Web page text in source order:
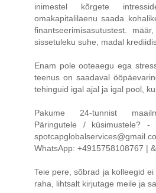
inimestel kõrgete
omakapitalilaenu saada
finantseerimisasutustest.
sissetuleku suhe, madal
Enam pole ooteaegu ega
teenus on saadaval
tehinguid igal ajal ja igal pool,
Pakume 24-tunnist
Päringutele / küsimustele?
WhatsApp: +4915758108767 |
Teie pere, sõbrad ja kolleegid
raha, lihtsalt kirjutage meile ja